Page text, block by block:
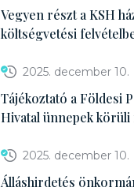
Vegyen részt a KSH
költségvetési
2025. december 10.
Tájékoztató a Földesi
Hivatal ünnepek
2025. december 10.
Álláshirdetés